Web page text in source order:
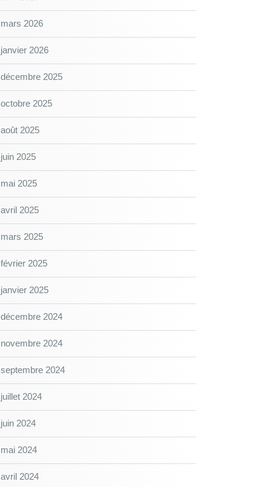
mars 2026
janvier 2026
décembre 2025
octobre 2025
août 2025
juin 2025
mai 2025
avril 2025
mars 2025
février 2025
janvier 2025
décembre 2024
novembre 2024
septembre 2024
juillet 2024
juin 2024
mai 2024
avril 2024